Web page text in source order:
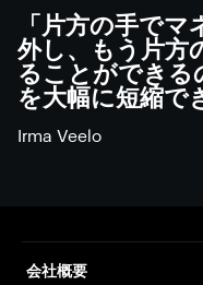
「片方の手で
外し、もう片方
ることができる
を大幅に短縮で
Irma Veelo
会社概要